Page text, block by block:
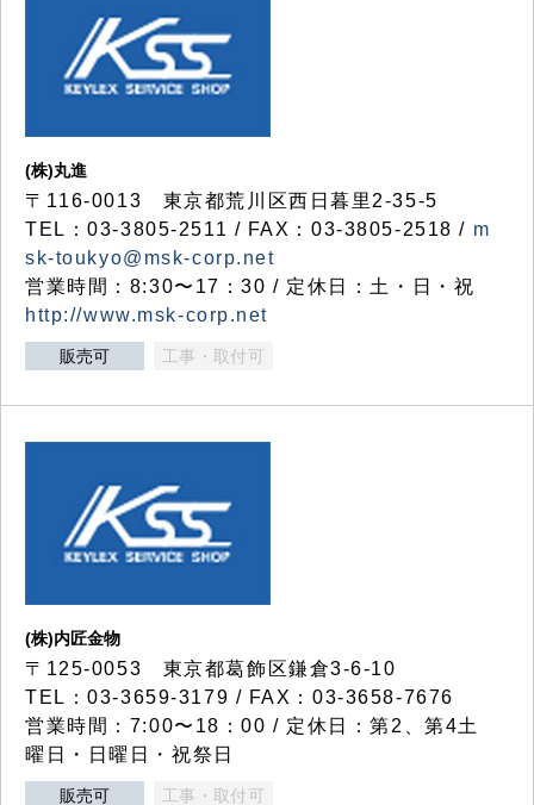
(株)丸進
〒116-0013 東京都荒川区西日暮里2-35-5
TEL：03-3805-2511 / FAX：03-3805-2518 / m
sk-toukyo@msk-corp.net
営業時間：8:30〜17：30 / 定休日：土・日・祝
http://www.msk-corp.net
販売可 工事・取付可
(株)内匠金物
〒125-0053 東京都葛飾区鎌倉3-6-10
TEL：03-3659-3179 / FAX：03-3658-7676
営業時間：7:00〜18：00 / 定休日：第2、第4土
曜日・日曜日・祝祭日
販売可 工事・取付可